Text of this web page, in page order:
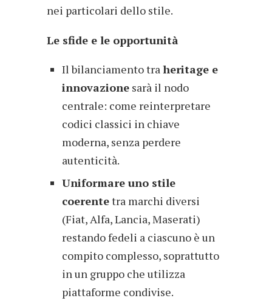
nei particolari dello stile.
Le sfide e le opportunità
Il bilanciamento traheritage e
innovazione sarà il nodo
centrale: come reinterpretare
codici classici in chiave
moderna, senza perdere
autenticità.
Uniformare uno stile
coerentetra marchi diversi
(Fiat, Alfa, Lancia, Maserati)
restando fedeli a ciascuno è un
compito complesso, soprattutto
in un gruppo che utilizza
piattaforme condivise.